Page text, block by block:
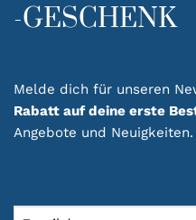
-GESCHENK
Melde dich für unseren
Rabatt auf deine erste
Angebote und Neuigkeiten.